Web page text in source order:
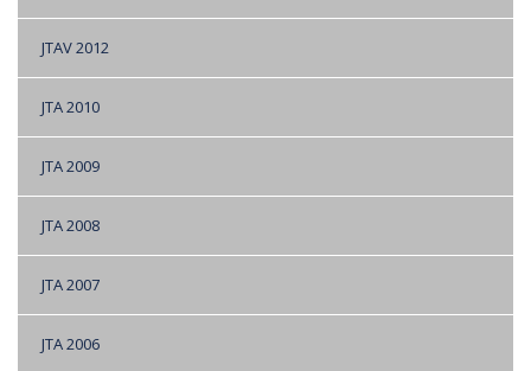
JTAV 2012
JTA 2010
JTA 2009
JTA 2008
JTA 2007
JTA 2006